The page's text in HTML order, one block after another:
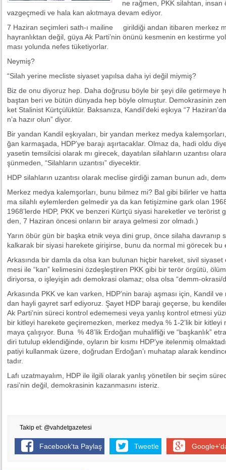
ne rağ­men, PKK si­lah­tan, in­san
vaz­geç­me­di ve ha­la kan akıt­ma­ya de­vam edi­yor.
7 Ha­zi­ran se­çim­le­ri sath-ı ma­ili­ne gi­ril­di­ği an­dan iti­ba­ren mer­kez
hay­ran­lık­tan de­ğil, gü­ya Ak Par­ti­’nin önü­nü kes­me­nin en kes­tir­me
ma­sı yo­lun­da ne­fes tü­ke­ti­yor­lar.
Ney­miş?
“Si­lah ye­ri­ne mec­lis­te si­ya­set ya­pıl­sa da­ha iyi de­ğil miy­miş?
Biz de onu di­yo­ruz hep. Da­ha doğ­ru­su böy­le bir şe­yi di­le ge­tir­me­ye
baş­tan be­ri ve bü­tün dün­ya­da hep böy­le ol­muş­tur. De­mok­ra­si­nin
ket Sta­li­nist Kürt­çü­lük­tür. Bak­sa­nı­za, Kan­di­l’­de­ki eş­kı­ya “7
n’­a ha­zır olun” di­yor.
Bir yan­dan Kan­dil eş­kı­ya­la­rı, bir yan­dan mer­kez med­ya
ğan kar­ma­şa­da, HDP’­ye ba­ra­jı aşır­ta­cak­lar. Ol­maz da, ha­di ol­du
ya­se­tin tem­sil­ci­si ola­rak mı gi­re­cek, da­ya­tı­lan si­lah­la­rın uzan­tı­sı
şün­me­den, “Si­lah­la­rın uzan­tı­sı” di­ye­cek­tir.
HDP si­lah­la­rın uzan­tı­sı ola­rak mec­li­se gir­di­ği za­man bu­nun adı,
Mer­kez med­ya ka­lem­şor­la­rı, bu­nu bil­mez mi? Bal gi­bi bi­lir­ler ve
ma si­lah­lı ey­lem­ler­den gel­me­dir ya da kan fe­ti­şiz­mi­ne gark olan
1968’ler­de HDP, PKK ve ben­ze­ri Kürt­çü si­ya­si ha­re­ket­ler ve
den, 7 Ha­zi­ran ön­ce­si on­la­rın bir ara­ya gel­me­si zor ol­ma­dı.)
Ya­rın öbür gün bir baş­ka et­nik ve­ya di­ni grup, ön­ce si­la­ha dav­ra­nıp
kal­ka­rak bir si­ya­si ha­re­ke­te gi­ri­şir­se, bu­nu da nor­mal mi gö­re­cek
Ar­ka­sın­da bir dam­la da ol­sa kan bu­lu­nan hiç­bir ha­re­ket, si­vil si­ya­set
me­si ile “kan” ke­li­me­si­ni öz­deş­leş­ti­ren PKK gi­bi bir te­rör ör­gü­tü,
di­ri­yor­sa, o iş­le­yi­şin adı de­mok­ra­si ola­maz; ol­sa ol­sa “demm-ok­ra­si/
Ar­ka­sın­da PKK ve kan var­ken, HDP’­nin ba­ra­jı aş­ma­sı için, Kan­dil
dan hay­li gay­ret sarf edi­yo­ruz. Şa­yet HDP ba­ra­jı ge­çer­se, bu
Ak Par­ti­’nin sü­re­ci kon­trol ede­me­me­si ve­ya yan­lış kon­trol et­me­si
bir kit­le­yi ha­re­ke­te ge­çi­re­mez­ken, mer­kez med­ya % 1-2’lik bir kit­le­yi
ma­ya ça­lı­şı­yor. Bu­na % 48’lik Er­do­ğan mu­ha­lif­li­ği ve “baş­kan­lık”
di­ri tu­tu­lup ek­len­di­ğin­de, oy­la­rın bir kıs­mı HDP’­ye ite­len­miş
pa­ti­yi kul­lan­mak üze­re, doğ­ru­dan Er­do­ğa­n’­ı mu­ha­tap ala­rak
ta­dır.
La­fı uzat­ma­ya­lım, HDP ile il­gi­li ola­rak yan­lış yö­ne­ti­len bir se­çim
ra­si­’nin de­ğil, de­mok­ra­si­nin ka­zan­ma­sı­nı is­te­riz.
Takip et: @vahdetgazetesi
Facebook'ta Paylaş Tweetle